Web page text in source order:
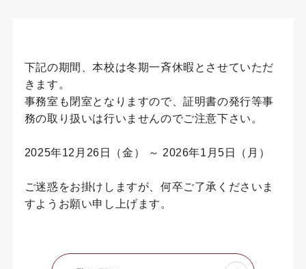
下記の期間、本校は冬期一斉休暇とさせていただ
きます。
事務室も閉室となりますので、証明書の発行等事
務の取り扱いは行いませんのでご注意下さい。
2025年12月26日（金） ～ 2026年1月5日（月）
ご迷惑をお掛けしますが、何卒ご了承くださいま
すようお願い申し上げます。